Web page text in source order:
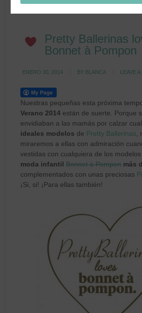
Pretty Ballerinas
Bonnet à Pompon
ENERO 30, 2014 BY BLANCA LEAVE
Nuestras pequeñas esta próxima
Verano 2014 están de suerte. Porque
envidiaban a las mamás por calzar
ideales modelos de Pretty Ballerinas
miraremos a ellas con admiración
vestidas con cualquiera de los
moda infantil Bonnet à Pompon más
complementados con unas preciosas
¡Si, si! ¡Para ellas también!